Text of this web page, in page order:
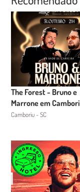
The Forest - Bruno e
Marrone em
Camboriu - SC